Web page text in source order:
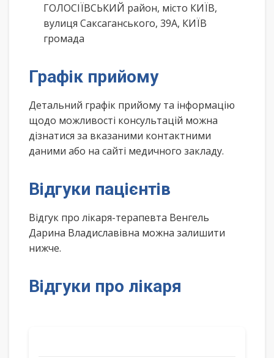
ГОЛОСІЇВСЬКИЙ район, місто КИЇВ,
вулиця Саксаганського, 39А, КИЇВ
громада
Графік прийому
Детальний графік прийому та інформацію
щодо можливості консультацій можна
дізнатися за вказаними контактними
даними або на сайті медичного закладу.
Відгуки пацієнтів
Відгук про лікаря-терапевта Венгель
Дарина Владиславівна можна залишити
нижче.
Відгуки про лікаря